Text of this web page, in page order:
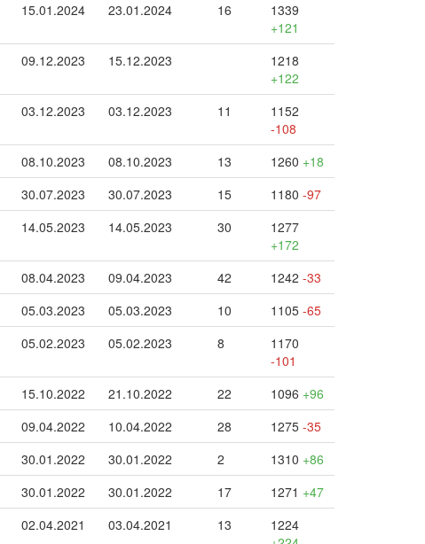
15.01.2024 23.01.2024 16
1339
+121
09.12.2023 15.12.2023
1218
+122
03.12.2023 03.12.2023 11
1152
-108
08.10.2023 08.10.2023 13 1260 +18
30.07.2023 30.07.2023 15 1180 -97
14.05.2023 14.05.2023 30
1277
+172
08.04.2023 09.04.2023 42 1242 -33
05.03.2023 05.03.2023 10 1105 -65
05.02.2023 05.02.2023 8
1170
-101
15.10.2022 21.10.2022 22 1096 +96
09.04.2022 10.04.2022 28 1275 -35
30.01.2022 30.01.2022 2 1310 +86
30.01.2022 30.01.2022 17 1271 +47
02.04.2021 03.04.2021 13
1224